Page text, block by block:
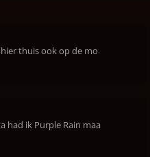
thuis ook op de mo
had ik Purple Rain maa